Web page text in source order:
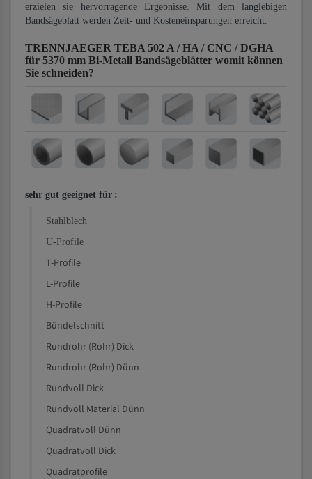
erzielen sie hervorragende Ergebnisse. Mit dem langlebigen
Bandsägeblatt werden Zeit- und Kosteneinsparungen erreicht.
TRENNJAEGER TEBA 502 A / HA / CNC / DGHA
für 5370 mm Bi-Metall Bandsägeblätter womit können
Sie schneiden?
sehr gut geeignet für :
Stahlblech
U-Profile
T-Profile
L-Profile
H-Profile
Bündelschnitt
Rundrohr (Rohr) Dick
Rundrohr (Rohr) Dünn
Rundvoll Dick
Rundvoll Material Dünn
Quadratvoll Dünn
Quadratvoll Dick
Quadratprofile